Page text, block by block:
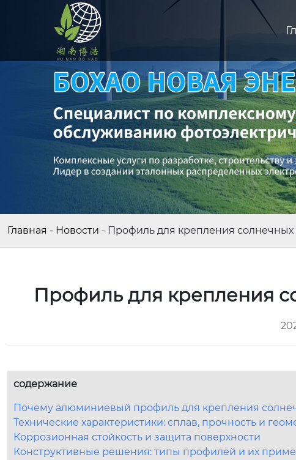
Главная - Новости - Профиль для крепления
Профиль для крепления
содержание
Почему алюминиевый профиль для крепления
Технические характеристики: сплав, прочность и
Коррозионная стойкость и защита поверхности
Конструктивные решения: типы профилей и их